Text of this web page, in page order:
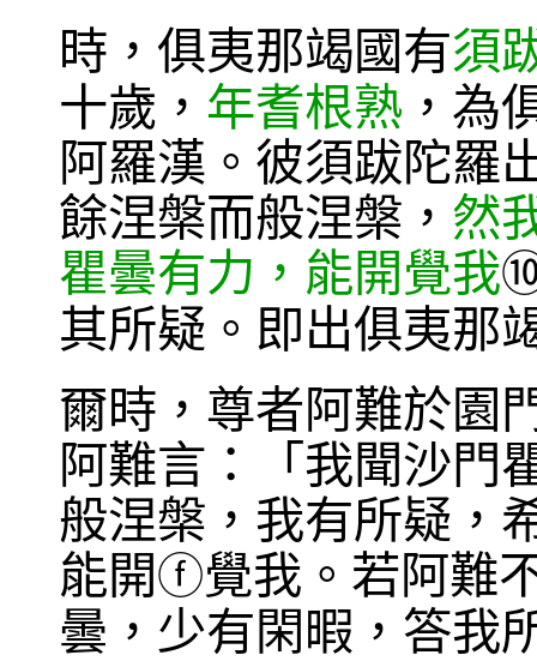
時，俱夷那竭國有須
十歲， 年耆根熟 ，為
阿羅漢。彼須跋陀羅
餘涅槃而般涅槃， 然
瞿曇有力，能開覺我
其所疑。即出俱夷那
爾時，尊者阿難於園
阿難言：「我聞沙門
般涅槃，我有所疑，
能開ⓕ覺我。若阿難
曇，少有閑暇，答我